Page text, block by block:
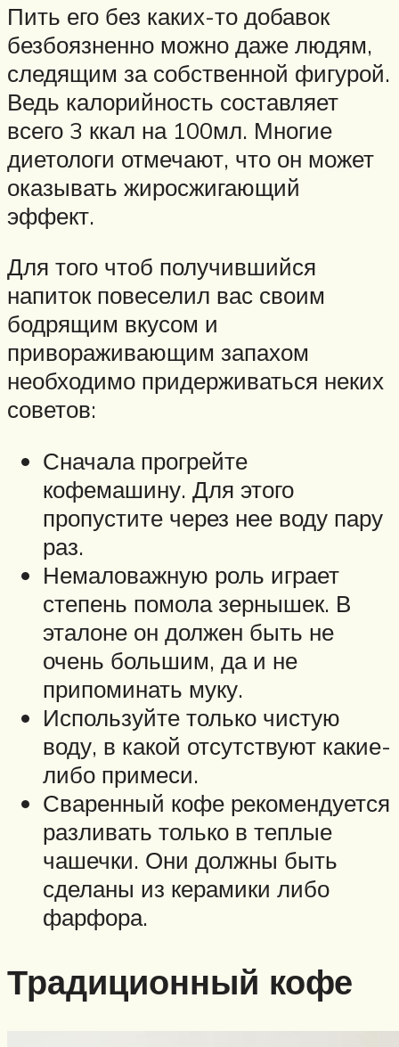
Пить его без каких-то добавок
безбоязненно можно даже людям,
следящим за собственной фигурой.
Ведь калорийность составляет
всего 3 ккал на 100мл. Многие
диетологи отмечают, что он может
оказывать жиросжигающий
эффект.
Для того чтоб получившийся
напиток повеселил вас своим
бодрящим вкусом и
привораживающим запахом
необходимо придерживаться неких
советов:
Сначала прогрейте
кофемашину. Для этого
пропустите через нее воду пару
раз.
Немаловажную роль играет
степень помола зернышек. В
эталоне он должен быть не
очень большим, да и не
припоминать муку.
Используйте только чистую
воду, в какой отсутствуют какие-
либо примеси.
Сваренный кофе рекомендуется
разливать только в теплые
чашечки. Они должны быть
сделаны из керамики либо
фарфора.
Традиционный кофе